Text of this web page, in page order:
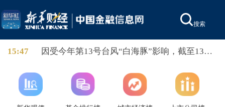
搜索
15:47
因受今年第13号台风“白海豚”影响，截至13时